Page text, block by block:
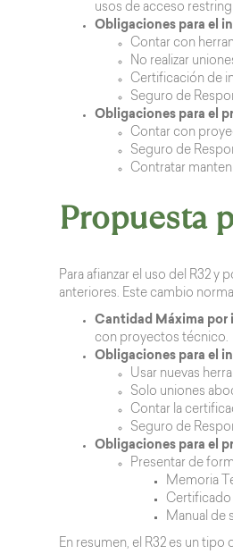
usos de acceso
Obligaciones para el
Contar con
No realizar
Certificación de
Seguro de
Obligaciones para el
Contar con
Seguro de
Contratar
Propuesta
Para afianzar el uso del R32
anteriores. Este cambio
Cantidad Máxima por
con proyectos técnico.
Obligaciones para el
Usar nuevas
Solo uniones
Contar la
Seguro de
Obligaciones para el
Presentar de
Memoria
Certificado
Manual de
En resumen, el R32 es un